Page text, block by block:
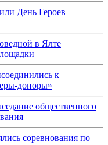
День Героев
в Ялте
к
доноры»
общественного
соревнования по